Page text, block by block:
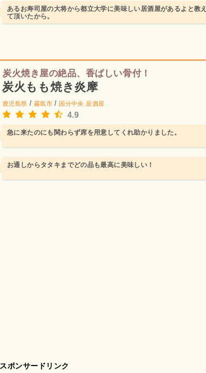
あるお寿司屋の大将から都立大学に美味しい居酒屋があるよと教え
て頂いたから。
炭火焼き屋の絶品、香ばしい骨付！
炭火もも焼き炎摩
鹿児島県 / 霧島市/ 国分中央 居酒屋
4.9
急に来たのにも関わらず席を用意してくれ助かりました。
お通しからタタキまでどの品も最高に美味しい！
スポンサードリンク